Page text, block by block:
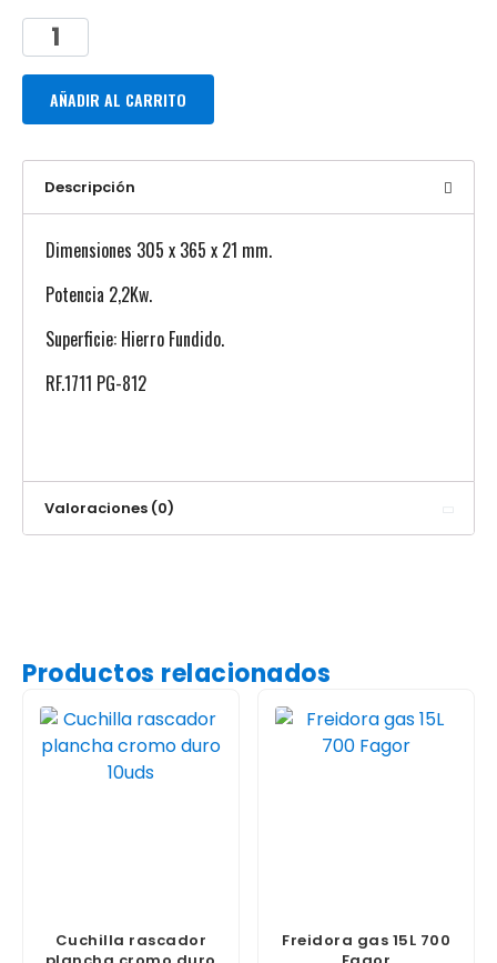
AÑADIR AL CARRITO
Descripción
Dimensiones 305 x 365 x 21 mm.
Potencia 2,2Kw.
Superficie: Hierro Fundido.
RF.1711 PG-812
Valoraciones (0)
Productos relacionados
Cuchilla rascador
Freidora gas 15L 700